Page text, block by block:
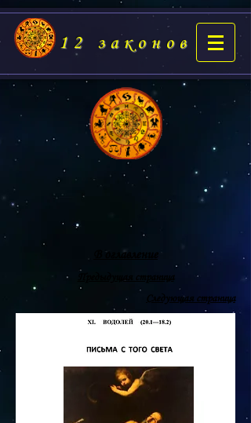
12 законов
В оглавление
Предыдущая страница
Следующая страница